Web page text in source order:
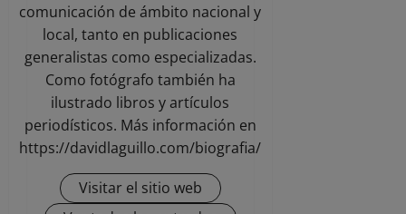
comunicación de ámbito nacional y
local, tanto en publicaciones
generalistas como especializadas.
Como fotógrafo también ha
ilustrado libros y artículos
periodísticos. Más información en
https://davidlaguillo.com/biografia/
Visitar el sitio web